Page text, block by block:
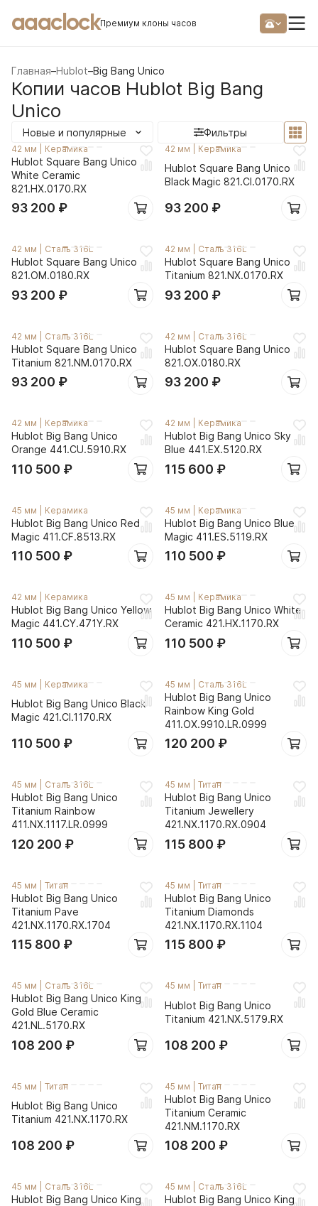
aaaclockПремиум клоны часов
Главная–Hublot–Big Bang Unico
Копии часов Hublot Big Bang
Unico
Новые и популярные Фильтры
42 мм Керамика
Hublot Square Bang Unico
White Ceramic
821.HX.0170.RX
93 200 ₽
42 мм Керамика
Hublot Square Bang Unico
Black Magic 821.CI.0170.RX
93 200 ₽
42 мм Сталь 316L
Hublot Square Bang Unico
821.OM.0180.RX
93 200 ₽
42 мм Сталь 316L
Hublot Square Bang Unico
Titanium 821.NX.0170.RX
93 200 ₽
42 мм Сталь 316L
Hublot Square Bang Unico
Titanium 821.NM.0170.RX
93 200 ₽
42 мм Сталь 316L
Hublot Square Bang Unico
821.OX.0180.RX
93 200 ₽
42 мм Керамика
Hublot Big Bang Unico
Orange 441.CU.5910.RX
110 500 ₽
42 мм Керамика
Hublot Big Bang Unico Sky
Blue 441.EX.5120.RX
115 600 ₽
45 мм Керамика
Hublot Big Bang Unico Red
Magic 411.CF.8513.RX
110 500 ₽
45 мм Керамика
Hublot Big Bang Unico Blue
Magic 411.ES.5119.RX
110 500 ₽
42 мм Керамика
Hublot Big Bang Unico Yellow
Magic 441.CY.471Y.RX
110 500 ₽
45 мм Керамика
Hublot Big Bang Unico White
Ceramic 421.HX.1170.RX
110 500 ₽
45 мм Керамика
Hublot Big Bang Unico Black
Magic 421.CI.1170.RX
110 500 ₽
45 мм Сталь 316L
Hublot Big Bang Unico
Rainbow King Gold
411.OX.9910.LR.0999
120 200 ₽
45 мм Сталь 316L
Hublot Big Bang Unico
Titanium Rainbow
411.NX.1117.LR.0999
120 200 ₽
45 мм Титан
Hublot Big Bang Unico
Titanium Jewellery
421.NX.1170.RX.0904
115 800 ₽
45 мм Титан
Hublot Big Bang Unico
Titanium Pave
421.NX.1170.RX.1704
115 800 ₽
45 мм Титан
Hublot Big Bang Unico
Titanium Diamonds
421.NX.1170.RX.1104
115 800 ₽
45 мм Сталь 316L
Hublot Big Bang Unico King
Gold Blue Ceramic
421.NL.5170.RX
108 200 ₽
45 мм Титан
Hublot Big Bang Unico
Titanium 421.NX.5179.RX
108 200 ₽
45 мм Титан
Hublot Big Bang Unico
Titanium 421.NX.1170.RX
108 200 ₽
45 мм Титан
Hublot Big Bang Unico
Titanium Ceramic
421.NM.1170.RX
108 200 ₽
45 мм Сталь 316L
Hublot Big Bang Unico King
45 мм Сталь 316L
Hublot Big Bang Unico King